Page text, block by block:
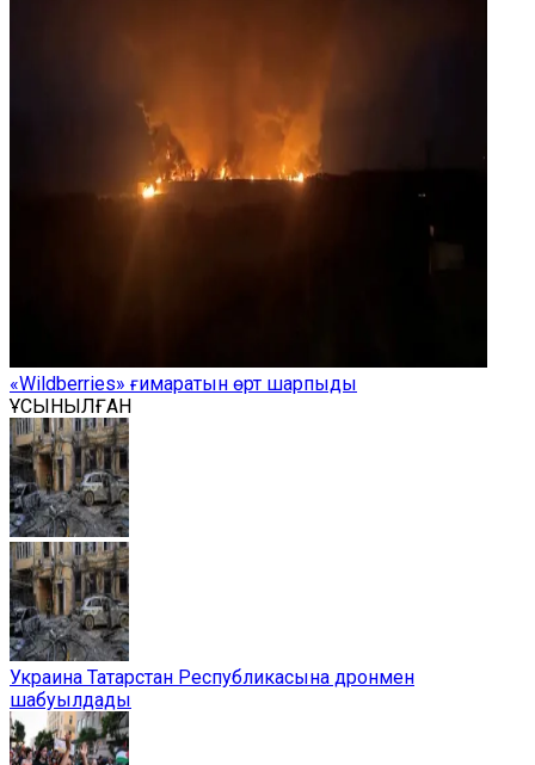
«Wildberries» ғимаратын өрт шарпыды
ҰСЫНЫЛҒАН
Украина Татарстан Республикасына дронмен
шабуылдады